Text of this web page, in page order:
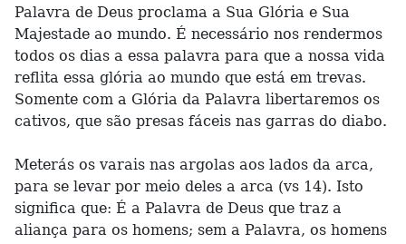
Palavra de Deus proclama a Sua Glória e Sua
Majestade ao mundo. É necessário nos rendermos
todos os dias a essa palavra para que a nossa vida
reflita essa glória ao mundo que está em trevas.
Somente com a Glória da Palavra libertaremos os
cativos, que são presas fáceis nas garras do diabo.
Meterás os varais nas argolas aos lados da arca,
para se levar por meio deles a arca (vs 14). Isto
significa que: É a Palavra de Deus que traz a
aliança para os homens; sem a Palavra, os homens